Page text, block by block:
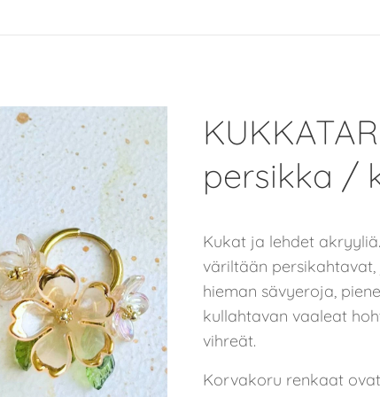
persikka /
Kukat ja lehdet
väriltään
hieman sävyeroja,
kullahtavan vaaleat
vihreät.
Korvakoru renkaat